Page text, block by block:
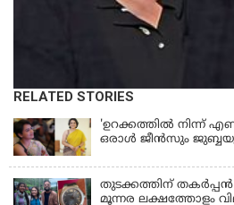
RELATED STORIES
'ഉറക്കത്തിൽ നിന്ന്
ഒരാൾ ജീൻസും
മരിച്ചുപോയെന്ന്
ഉണ്ടെന്ന് നടി ലെന
തുടക്കത്തിന്
മൂന്നര ലക്ഷത്തോളം